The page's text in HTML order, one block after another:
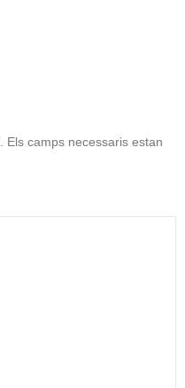
Els camps necessaris estan